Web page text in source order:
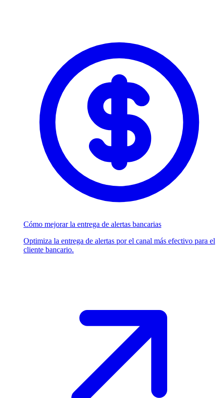
Cómo mejorar la entrega de alertas bancarias
Optimiza la entrega de alertas por el canal más efectivo para el
cliente bancario.